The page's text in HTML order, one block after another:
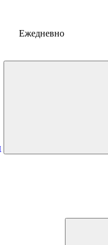
Ежедневно